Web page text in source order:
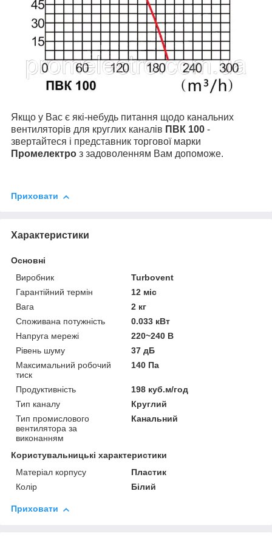
Якщо у Вас є які-небудь питання щодо канальних
вентиляторів для круглих каналів ПВК 100 -
звертайтеся і представник торгової марки
Промелектро з задоволенням Вам допоможе.
Приховати
Характеристики
Основні
Виробник
Turbovent
Гарантійний термін
12 міс
Вага
2 кг
Споживана потужність
0.033 кВт
Напруга мережі
220~240 В
Рівень шуму
37 дБ
Максимальний робочий
тиск
140 Па
Продуктивність
198 куб.м/год
Тип каналу
Круглий
Тип промислового
вентилятора за
виконанням
Канальний
Користувальницькі характеристики
Матеріал корпусу
Пластик
Колір
Білий
Приховати